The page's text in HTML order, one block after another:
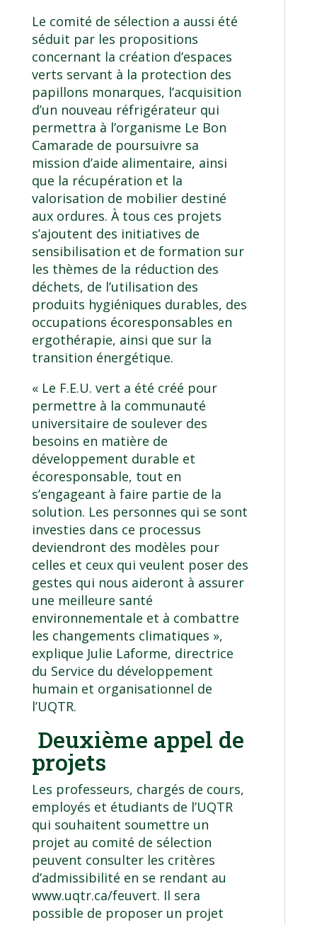
Le comité de sélection a aussi été
séduit par les propositions
concernant la création d’espaces
verts servant à la protection des
papillons monarques, l’acquisition
d’un nouveau réfrigérateur qui
permettra à l’organisme Le Bon
Camarade de poursuivre sa
mission d’aide alimentaire, ainsi
que la récupération et la
valorisation de mobilier destiné
aux ordures. À tous ces projets
s’ajoutent des initiatives de
sensibilisation et de formation sur
les thèmes de la réduction des
déchets, de l’utilisation des
produits hygiéniques durables, des
occupations écoresponsables en
ergothérapie, ainsi que sur la
transition énergétique.
« Le F.E.U. vert a été créé pour
permettre à la communauté
universitaire de soulever des
besoins en matière de
développement durable et
écoresponsable, tout en
s’engageant à faire partie de la
solution. Les personnes qui se sont
investies dans ce processus
deviendront des modèles pour
celles et ceux qui veulent poser des
gestes qui nous aideront à assurer
une meilleure santé
environnementale et à combattre
les changements climatiques »,
explique Julie Laforme, directrice
du Service du développement
humain et organisationnel de
l’UQTR.
Deuxième appel de
projets
Les professeurs, chargés de cours,
employés et étudiants de l’UQTR
qui souhaitent soumettre un
projet au comité de sélection
peuvent consulter les critères
d’admissibilité en se rendant au
www.uqtr.ca/feuvert. Il sera
possible de proposer un projet